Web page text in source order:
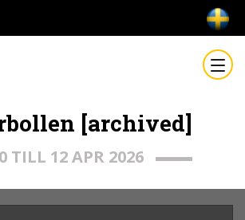
[archived]
TILL 12 APR 2026